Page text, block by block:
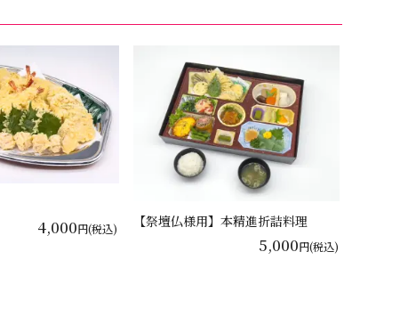
4,000円(税込) 【祭壇仏様用】本精進折詰料理
5,000円(税込)